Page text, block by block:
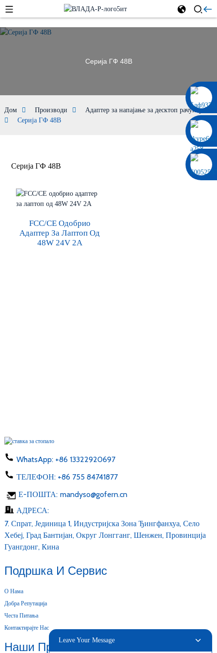
0086 13322920697
Серија ГФ 48В
Дом Производи
Адаптер за напајање за десктоп рачунаре
Серија ГФ 48В
Серија ГФ 48В
FCC/CE Одобрио
Адаптер За Лаптоп Од
48W 24V 2A
WhatsApp: +86 13322920697
ТЕЛЕФОН: +86 755 84741877
Е-ПОШТА: mandyso@gofern.cn
АДРЕСА:
7. Спрат, Јединица 1, Индустријска Зона Ђингфанхуа, Село
Хебеј, Град Бантијан, Округ Лонгганг, Шенжен, Провинција
Гуангдонг, Кина
Подршка И Сервис
О Нама
Добра Репутација
Честа Питања
Контактирајте Нас
Наши Производи
Leave Your Message